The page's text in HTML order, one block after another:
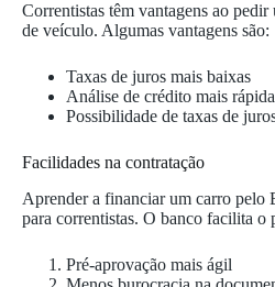
Correntistas têm vantagens ao
de veículo. Algumas vantagens são:
Taxas de juros mais baixas
Análise de crédito mais rápida
Possibilidade de taxas de
Facilidades na contratação
Aprender a financiar um carro pelo
para correntistas. O banco facilita o
Pré-aprovação mais ágil